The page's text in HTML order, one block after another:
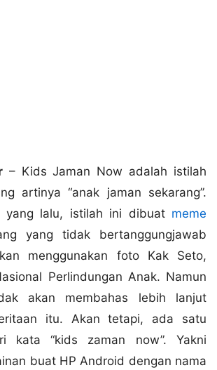
– Kids Jaman Now adalah istilah
artinya “anak jaman sekarang”.
yang lalu, istilah ini dibuat meme
yang tidak bertanggungjawab
menggunakan foto Kak Seto,
Perlindungan Anak. Namun
akan membahas lebih lanjut
itu. Akan tetapi, ada satu
kata “kids zaman now”. Yakni
buat HP Android dengan nama